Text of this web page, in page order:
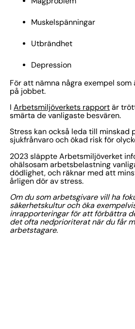
Muskelspänningar
Utbrändhet
Depression
För att nämna några exempel
på jobbet.
I Arbetsmiljöverkets rapport är
smärta de vanligaste besvären.
Stress kan också leda till minskad
sjukfrånvaro och ökad risk för
2023 släppte Arbetsmiljöverket
ohälsosam arbetsbelastning
dödlighet, och räknar med att
årligen dör av stress.
Om du som arbetsgivare vill ha
säkerhetskultur och öka
inrapporteringar för att förbättra
det ofta nedprioriterat när du får
arbetstagare.